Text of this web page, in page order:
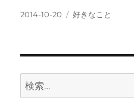
投
2014-10-20
カ
好きなこと
検
索: